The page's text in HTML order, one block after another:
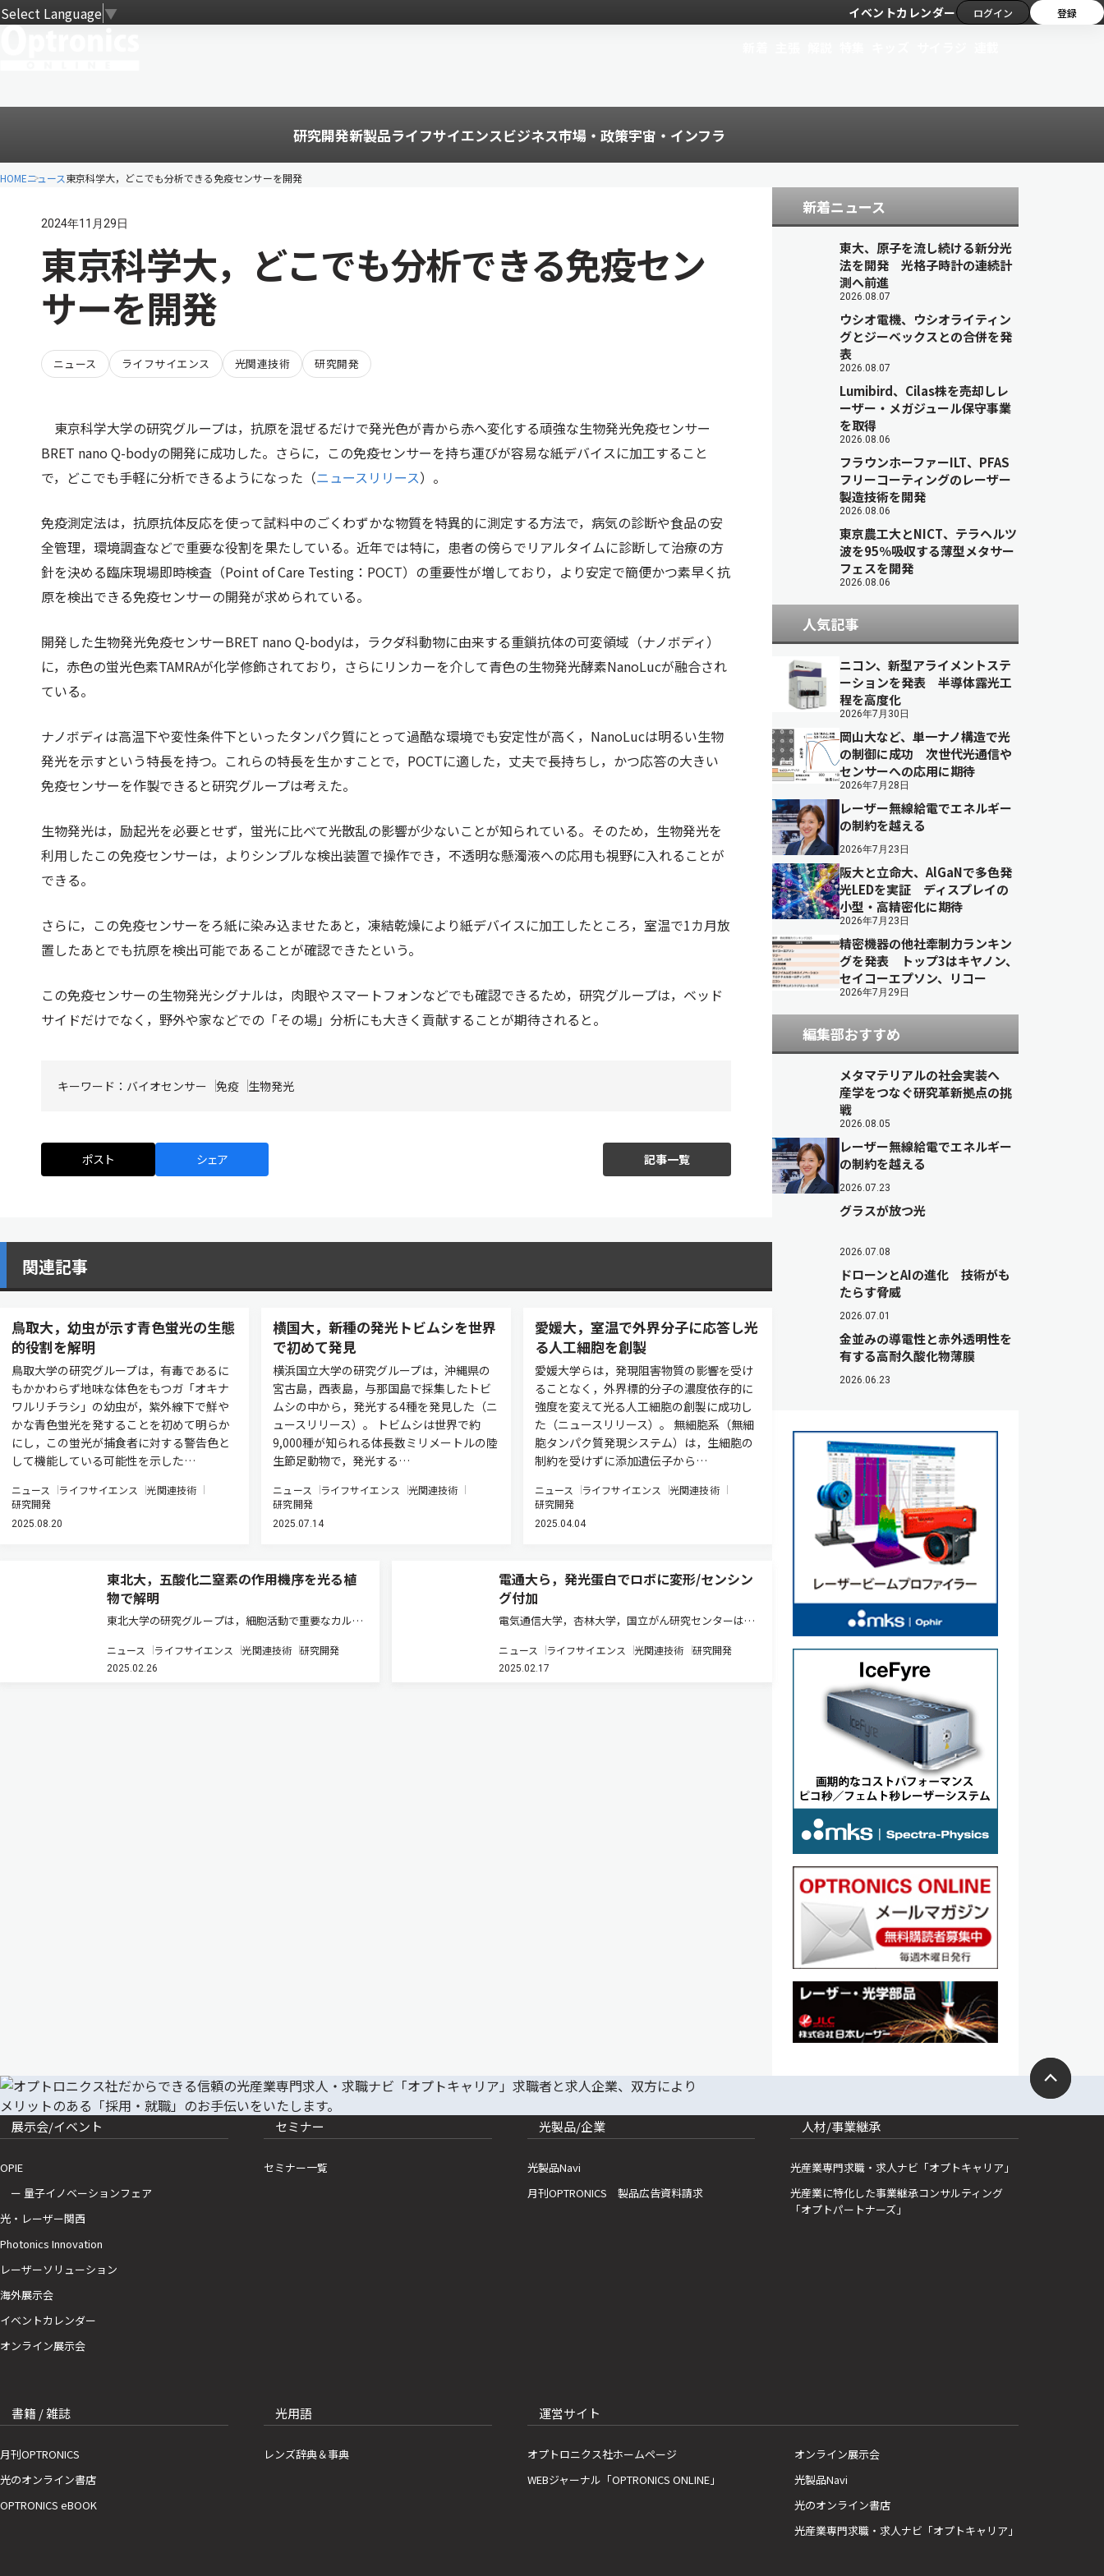
Select Language▼ イベントカレンダー ログイン 登録
研究開発新製品ライフサイエンスビジネス市場・政策宇宙・インフラ
HOMEニュース東京科学大，どこでも分析できる免疫センサーを開発
2024年11月29日
東京科学大，どこでも分析できる免疫セン
サーを開発
ニュース ライフサイエンス 光関連技術 研究開発
東京科学大学の研究グループは，抗原を混ぜるだけで発光色が青から赤へ変化する頑強な生物発光免疫センサー
BRET nano Q-bodyの開発に成功した。さらに，この免疫センサーを持ち運びが容易な紙デバイスに加工すること
で，どこでも手軽に分析できるようになった（ニュースリリース）。
免疫測定法は，抗原抗体反応を使って試料中のごくわずかな物質を特異的に測定する方法で，病気の診断や食品の安
全管理，環境調査などで重要な役割を果たしている。近年では特に，患者の傍らでリアルタイムに診断して治療の方
針を決める臨床現場即時検査（Point of Care Testing：POCT）の重要性が増しており，より安定で簡便かつ素早く抗
原を検出できる免疫センサーの開発が求められている。
開発した生物発光免疫センサーBRET nano Q-bodyは，ラクダ科動物に由来する重鎖抗体の可変領域（ナノボディ）
に，赤色の蛍光色素TAMRAが化学修飾されており，さらにリンカーを介して青色の生物発光酵素NanoLucが融合され
ている。
ナノボディは高温下や変性条件下といったタンパク質にとって過酷な環境でも安定性が高く，NanoLucは明るい生物
発光を示すという特長を持つ。これらの特長を生かすことで，POCTに適した，丈夫で長持ちし，かつ応答の大きい
免疫センサーを作製できると研究グループは考えた。
生物発光は，励起光を必要とせず，蛍光に比べて光散乱の影響が少ないことが知られている。そのため，生物発光を
利用したこの免疫センサーは，よりシンプルな検出装置で操作でき，不透明な懸濁液への応用も視野に入れることが
できる。
さらに，この免疫センサーをろ紙に染み込ませたあと，凍結乾燥により紙デバイスに加工したところ，室温で1カ月放
置したあとでも抗原を検出可能であることが確認できたという。
この免疫センサーの生物発光シグナルは，肉眼やスマートフォンなどでも確認できるため，研究グループは，ベッド
サイドだけでなく，野外や家などでの「その場」分析にも大きく貢献することが期待されると。
キーワード： バイオセンサー 免疫 生物発光
ポスト シェア 記事一覧
関連記事
鳥取大，幼虫が示す青色蛍光の生態
的役割を解明
鳥取大学の研究グループは，有毒であるに
もかかわらず地味な体色をもつガ「オキナ
ワルリチラシ」の幼虫が，紫外線下で鮮や
かな青色蛍光を発することを初めて明らか
にし，この蛍光が捕食者に対する警告色と
して機能している可能性を示した…
ニュース ライフサイエンス
光関連技術
研究開発
2025.08.20
横国大，新種の発光トビムシを世界
で初めて発見
横浜国立大学の研究グループは，沖縄県の
宮古島，西表島，与那国島で採集したトビ
ムシの中から，発光する4種を発見した（ニ
ュースリリース）。 トビムシは世界で約
9,000種が知られる体長数ミリメートルの陸
生節足動物で，発光する…
ニュース ライフサイエンス
光関連技術
研究開発
2025.07.14
愛媛大，室温で外界分子に応答し光
る人工細胞を創製
愛媛大学らは，発現阻害物質の影響を受け
ることなく，外界標的分子の濃度依存的に
強度を変えて光る人工細胞の創製に成功し
た（ニュースリリース）。 無細胞系（無細
胞タンパク質発現システム）は，生細胞の
制約を受けずに添加遺伝子から…
ニュース ライフサイエンス
光関連技術
研究開発
2025.04.04
東北大，五酸化二窒素の作用機序を光る植
物で解明
東北大学の研究グループは，細胞活動で重要なカルシ
伝子を組み込んだ光るシロイヌナズナを用いて，
N2O5（五酸化二窒素）ガスにさらされることで誘導
ニュース ライフサイエンス 光関連技術 研究開発
2025.02.26
電通大ら，発光蛋白でロボに変形/センシン
グ付加
電気通信大学，杏林大学，国立がん研究センターは，
生物由来の発光蛋白ルシフェラーゼを利用した生物発
光の導入方法を確立した（ニュースリリース）。 ソフ
ニュース ライフサイエンス 光関連技術 研究開発
2025.02.17
新着ニュース
東大、原子を流し続ける新分光
法を開発 光格子時計の連続計
測へ前進
2026.08.07
ウシオ電機、ウシオライティン
グとジーベックスとの合併を発
表
2026.08.07
Lumibird、Cilas株を売却しレ
ーザー・メガジュール保守事業
を取得
2026.08.06
フラウンホーファーILT、PFAS
フリーコーティングのレーザー
製造技術を開発
2026.08.06
東京農工大とNICT、テラヘルツ
波を95％吸収する薄型メタサー
フェスを開発
2026.08.06
人気記事
ニコン、新型アライメントステ
ーションを発表 半導体露光工
程を高度化
2026年7月30日
岡山大など、単一ナノ構造で光
の制御に成功 次世代光通信や
センサーへの応用に期待
2026年7月28日
レーザー無線給電でエネルギー
の制約を越える
2026年7月23日
阪大と立命大、AlGaNで多色発
光LEDを実証 ディスプレイの
小型・高精密化に期待
2026年7月23日
精密機器の他社牽制力ランキン
グを発表 トップ3はキヤノン、
セイコーエプソン、リコー
2026年7月29日
編集部おすすめ
メタマテリアルの社会実装へ
産学をつなぐ研究革新拠点の挑
戦
2026.08.05
レーザー無線給電でエネルギー
の制約を越える
2026.07.23
グラスが放つ光
2026.07.08
ドローンとAIの進化 技術がも
たらす脅威
2026.07.01
金並みの導電性と赤外透明性を
有する高耐久酸化物薄膜
2026.06.23
展示会/イベント
OPIE
ー 量子イノベーションフェア
光・レーザー関西
Photonics Innovation
レーザーソリューション
海外展示会
イベントカレンダー
オンライン展示会
セミナー
セミナー一覧
光製品/企業
光製品Navi
月刊OPTRONICS 製品広告資料請求
人材/事業継承
光産業専門求職・求人ナビ「オプトキャリア」
光産業に特化した事業継承コンサルティング
「オプトパートナーズ」
書籍 / 雑誌
月刊OPTRONICS
光のオンライン書店
OPTRONICS eBOOK
光用語
レンズ辞典＆事典
運営サイト
オプトロニクス社ホームページ
WEBジャーナル「OPTRONICS ONLINE」
オンライン展示会
光製品Navi
光のオンライン書店
光産業専門求職・求人ナビ「オプトキャリア」